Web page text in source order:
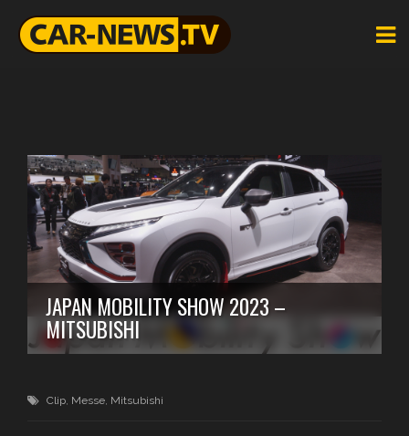
JAPAN MOBILITY SHOW 2023 –
MITSUBISHI
Clip, Messe, Mitsubishi